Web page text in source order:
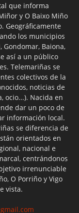
que informa
y O Baixo Miño
Geográficamente
los municipios
Gondomar, Baiona,
así a un público
Telemariñas se
colectivos de la
noticias de
ocio...). Nacida en
dar un poco de
información local.
se diferencia de
orientados en
nacional e
centrándonos
irrenunciable
O Porriño y Vigo
vista.